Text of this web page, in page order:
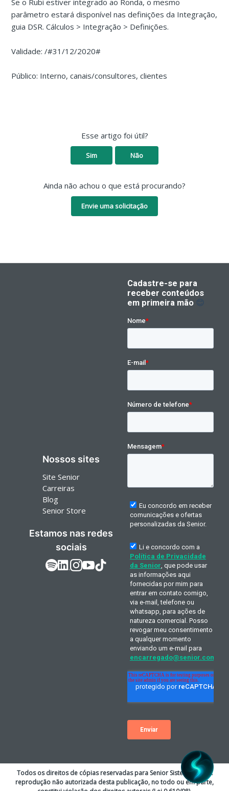
Se o Rubi estiver integrado ao Ronda, o mesmo
parâmetro estará disponível nas definições da Integração,
guia DSR. Cálculos > Integração > Definições.
Validade: /#31/12/2020#
Público: Interno, canais/consultores, clientes
Esse artigo foi útil?
Sim Não
Ainda não achou o que está procurando?
Envie uma solicitação
Nossos sites
Site Senior
Carreiras
Blog
Senior Store
Estamos nas redes
sociais
Todos os direitos de cópias reservadas para Senior Sistemas S.A. A
reprodução não autorizada desta publicação, no todo ou em parte,